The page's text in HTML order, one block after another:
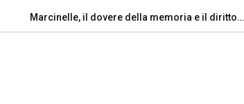
Marcinelle, il dovere della memoria e il diritto…